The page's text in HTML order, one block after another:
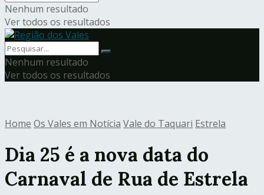
Nenhum resultado
Ver todos os resultados
Nenhum resultado
Ver todos os resultados
Home Os Vales em Notícia Vale do Taquari Estrela
Dia 25 é a nova data do
Carnaval de Rua de Estrela